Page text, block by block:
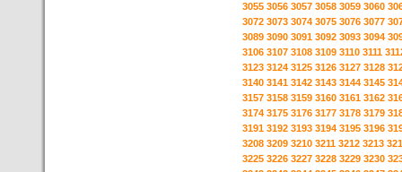
3055 3056 3057 3058 3059 3060
3072 3073 3074 3075 3076 3077
3089 3090 3091 3092 3093 3094
3106 3107 3108 3109 3110 3111
3123 3124 3125 3126 3127 3128
3140 3141 3142 3143 3144 3145
3157 3158 3159 3160 3161 3162
3174 3175 3176 3177 3178 3179
3191 3192 3193 3194 3195 3196
3208 3209 3210 3211 3212 3213
3225 3226 3227 3228 3229 3230